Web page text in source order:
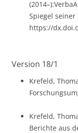
Spiegel
https://
Version 18/1
Krefeld,
Krefeld,
Berichte aus